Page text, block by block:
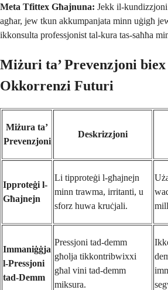
Meta Tfittex Għajnuna: Jekk il-
agħar, jew tkun akkumpanjata minn uġigħ
ikkonsulta professjonist tal-kura tas-saħħa
Miżuri ta’ Prevenzjoni
Okkorrenzi Futuri
Miżura ta’
Prevenzjoni
Deskrizzjoni
Ipproteġi l-
Għajnejn
Li tipproteġi l-għajnejn
minn trawma, irritanti, u
sforz huwa kruċjali.
Immaniġġja
l-Pressjoni
tad-Demm
Pressjoni tad-demm
għolja tikkontribwixxi
għal vini tad-demm
miksura.